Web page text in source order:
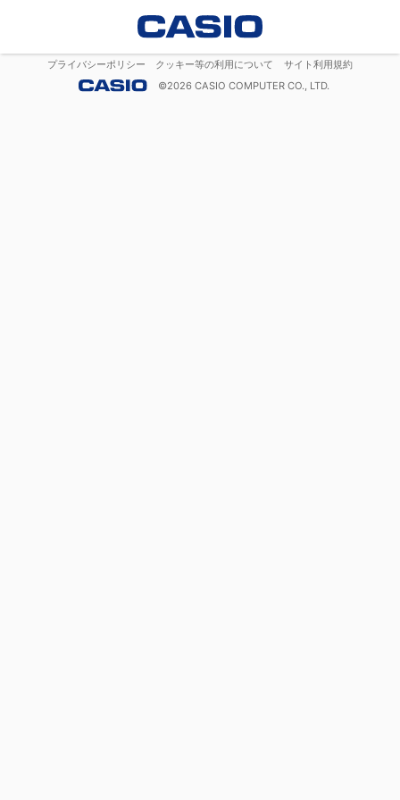
プライバシーポリシー クッキー等の利用について
サイト利用規約
©2026 CASIO COMPUTER CO., LTD.